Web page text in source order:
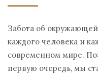
Забота об
каждого человека и
современном мире.
первую очередь, мы